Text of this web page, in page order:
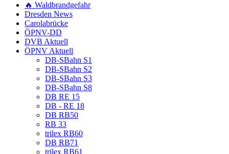
🔥 Waldbrandgefahr
Dresden News
Carolabrücke
ÖPNV-DD
DVB Aktuell
ÖPNV Aktuell
DB-SBahn S1
DB-SBahn S2
DB-SBahn S3
DB-SBahn S8
DB RE 15
DB - RE 18
DB RB50
RB 33
trilex RB60
DB RB71
trilex RB61